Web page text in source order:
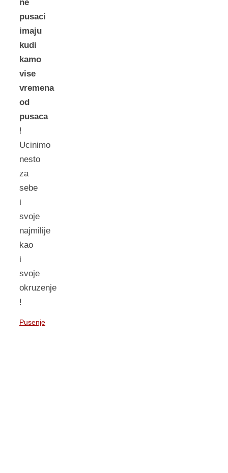
ne
pusaci
imaju
kudi
kamo
vise
vremena
od
pusaca
!
Ucinimo
nesto
za
sebe
i
svoje
najmilije
kao
i
svoje
okruzenje
!
Pusenje